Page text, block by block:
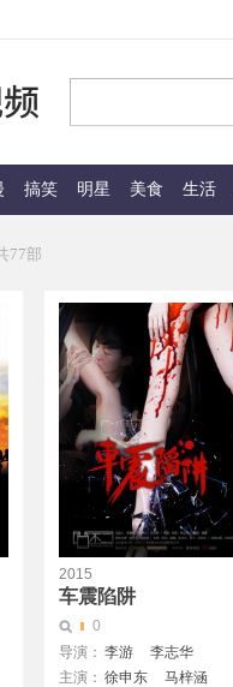
搞笑 明星 美食 生活
77部
2015
车震陷阱
0
导演： 李游
李志华
主演： 徐申东
马梓涵